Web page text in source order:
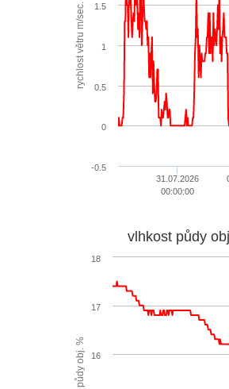
rychlost větru m/sec.
31.07.2026
00:00:00
-0.5
0
0.5
1
1.5
vlhkost půdy
16
17
18